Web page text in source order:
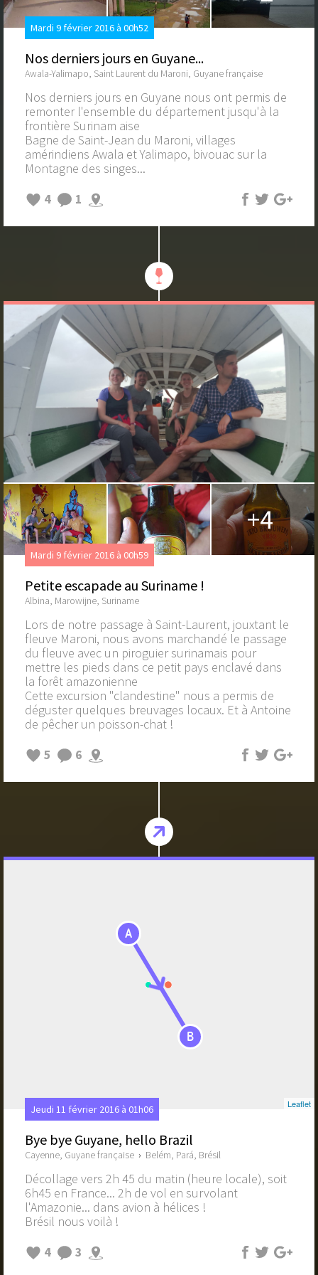
Mardi 9 février 2016 à 00h52
Nos derniers jours en Guyane...
Awala-Yalimapo, Saint Laurent du Maroni, Guyane française
Nos derniers jours en Guyane nous ont permis de
remonter l'ensemble du département jusqu'à la
frontière Surinam aise
Bagne de Saint-Jean du Maroni, villages
amérindiens Awala et Yalimapo, bivouac sur la
Montagne des singes...
4
1
+4
Mardi 9 février 2016 à 00h59
Petite escapade au Suriname !
Albina, Marowijne, Suriname
Lors de notre passage à Saint-Laurent, jouxtant le
fleuve Maroni, nous avons marchandé le passage
du fleuve avec un piroguier surinamais pour
mettre les pieds dans ce petit pays enclavé dans
la forêt amazonienne
Cette excursion "clandestine" nous a permis de
déguster quelques breuvages locaux. Et à Antoine
de pêcher un poisson-chat !
5
6
A
B
Leaflet
Jeudi 11 février 2016 à 01h06
Bye bye Guyane, hello Brazil
Cayenne, Guyane française › Belém, Pará, Brésil
Décollage vers 2h 45 du matin (heure locale), soit
6h45 en France... 2h de vol en survolant
l'Amazonie... dans avion à hélices !
Brésil nous voilà !
4
3